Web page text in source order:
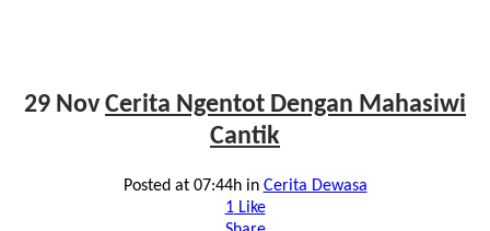
29 Nov Cerita Ngentot Dengan Mahasiwi
Cantik
Posted at 07:44hin Cerita Dewasa
1Like